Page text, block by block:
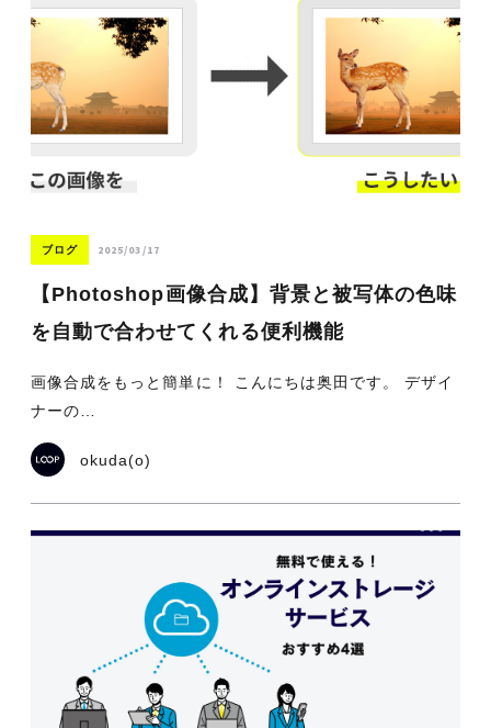
ブログ 2025/03/17
【Photoshop画像合成】背景と被写体の色味
を自動で合わせてくれる便利機能
画像合成をもっと簡単に！ こんにちは奥田です。 デザイ
ナーの…
okuda(o)